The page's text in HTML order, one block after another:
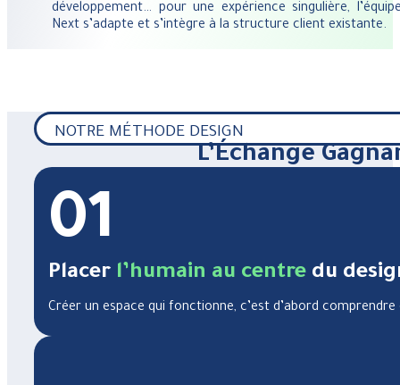
développement… pour une expérience singulière,
Next s’adapte et s’intègre à la structure client existante.
NOTRE MÉTHODE DESIGN
L’Échange
01
Placer l’humain au centre du
Créer un espace qui fonctionne, c’est d’abord